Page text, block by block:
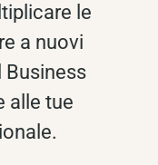
le
a nuovi
Business
alle tue